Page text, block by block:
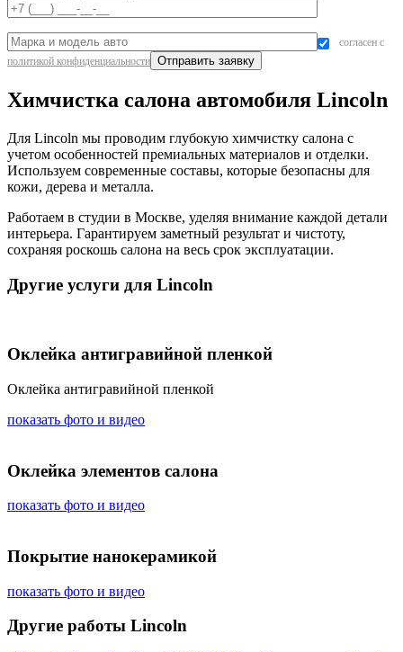
согласен с
политикой конфиденциальности
Химчистка салона автомобиля Lincoln
Для Lincoln мы проводим глубокую химчистку салона с
учетом особенностей премиальных материалов и отделки.
Используем современные составы, которые безопасны для
кожи, дерева и металла.
Работаем в студии в Москве, уделяя внимание каждой детали
интерьера. Гарантируем заметный результат и чистоту,
сохраняя роскошь салона на весь срок эксплуатации.
Другие услуги для Lincoln
Оклейка антигравийной пленкой
Оклейка антигравийной пленкой
показать фото и видео
Оклейка элементов салона
показать фото и видео
Покрытие нанокерамикой
показать фото и видео
Другие работы Lincoln